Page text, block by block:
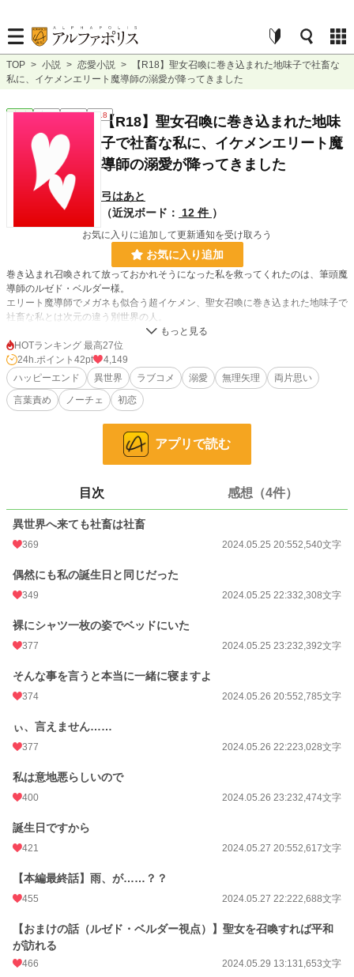
TOP > 小説 > 恋愛小説 >
【R18】聖女召喚に巻き込まれた地味子で社畜な
私に、イケメンエリート魔導師の溺愛が降ってきました
恋愛 完結 短編 R18【R18】聖女召喚に巻き込まれた地味
子で社畜な私に、イケメンエリート魔
導師の溺愛が降ってきました
弓はあと
（近況ボード：
12 件 ）
お気に入りに追加して更新通知を受け取ろう
お気に入り追加
巻き込まれ召喚されて放っておかれそうになった私を救ってくれたのは、筆頭魔
導師のルゼド・ベルダー様。
エリート魔導師でメガネも似合う超イケメン、聖女召喚に巻き込まれた地味子で
社畜な私とは次元の違う別世界の人。
※ヒロインは喪女のせいか鈍感です。
のみ。余力があったら本番行為のおまけ話を投稿します）。短い話です、8話で
ファンタジーならではの展開・結末となっております。
※2024年5月25日の近況ボードもご確認ください。
※まだはっきりと決まっていませんが後日こちらの話を削除し、全年齢版に改稿
小説 17,392 位 / 228,785 件
恋愛
お気に入り 633
文字数 24,932
週間ポイント
月間ポイント 1,668 pt (17,800 位)
年間ポイント
累計ポイント 224,214 pt (18,581 位)
HOTランキング 最高27位
24h.ポイント 42pt
4,149
ハッピーエンド
異世界 ラブコメ 溺愛 無理矢理
両片思い
言葉責め
ノーチェ 初恋
アプリで読む
目次 感想（4件）
異世界へ来ても社畜は社畜
369 2024.05.25 20:552,540文字
偶然にも私の誕生日と同じだった
349 2024.05.25 22:332,308文字
裸にシャツ一枚の姿でベッドにいた
377 2024.05.25 23:232,392文字
そんな事を言うと本当に一緒に寝ますよ
374 2024.05.26 20:552,785文字
ぃ、言えません……
377 2024.05.26 22:223,028文字
私は意地悪らしいので
400 2024.05.26 23:232,474文字
誕生日ですから
421 2024.05.27 20:552,617文字
【本編最終話】雨、が……？？
455 2024.05.27 22:222,688文字
【おまけの話（ルゼド・ベルダー視点）】聖女を召喚すれば平和
が訪れる
466 2024.05.29 13:131,653文字